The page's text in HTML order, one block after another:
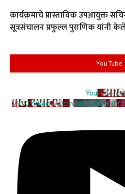
कार्यक्रमाचे प्रास्ताविक उपआयुक्त
सूत्रसंचालन प्रफुल्ल पुराणिक यांनी
You Tube
YouTube